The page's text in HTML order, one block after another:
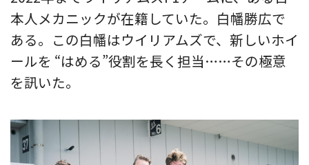
本人メカニックが在籍していた。白幡勝広で
ある。この白幡はウイリアムズで、新しいホイ
ールを “はめる”役割を長く担当……その極意
を訊いた。